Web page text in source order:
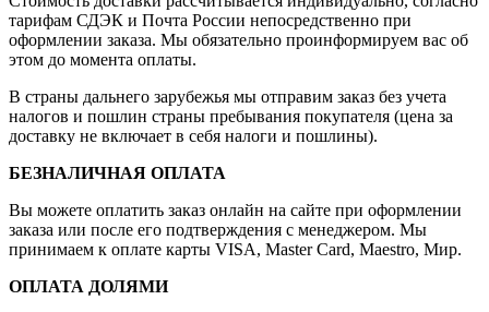
тарифам СДЭК и Почта России непосредственно при
оформлении заказа. Мы обязательно проинформируем вас об
этом до момента оплаты.
В страны дальнего зарубежья мы отправим заказ без учета
налогов и пошлин страны пребывания покупателя (цена за
доставку не включает в себя налоги и пошлины).
БЕЗНАЛИЧНАЯ ОПЛАТА
Вы можете оплатить заказ онлайн на сайте при оформлении
заказа или после его подтверждения с менеджером. Мы
принимаем к оплате карты VISA, Master Card, Maestro, Мир.
ОПЛАТА ДОЛЯМИ